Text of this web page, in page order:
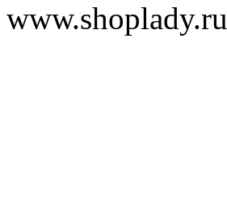
www.shoplady.ru